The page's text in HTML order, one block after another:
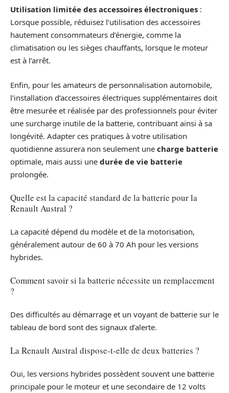
Utilisation limitée des accessoires électroniques :
Lorsque possible, réduisez l’utilisation des accessoires
hautement consommateurs d’énergie, comme la
climatisation ou les sièges chauffants, lorsque le moteur
est à l’arrêt.
Enfin, pour les amateurs de personnalisation automobile,
l’installation d’accessoires électriques supplémentaires doit
être mesurée et réalisée par des professionnels pour éviter
une surcharge inutile de la batterie, contribuant ainsi à sa
longévité. Adapter ces pratiques à votre utilisation
quotidienne assurera non seulement une charge batterie
optimale, mais aussi une durée de vie batterie
prolongée.
Quelle est la capacité standard de la batterie pour la
Renault Austral ?
La capacité dépend du modèle et de la motorisation,
généralement autour de 60 à 70 Ah pour les versions
hybrides.
Comment savoir si la batterie nécessite un remplacement
?
Des difficultés au démarrage et un voyant de batterie sur le
tableau de bord sont des signaux d’alerte.
La Renault Austral dispose-t-elle de deux batteries ?
Oui, les versions hybrides possèdent souvent une batterie
principale pour le moteur et une secondaire de 12 volts